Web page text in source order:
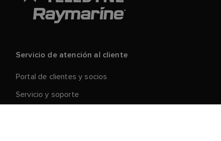
Servicio de atención al cliente
Portal de clientes y socios
Servicio y soporte